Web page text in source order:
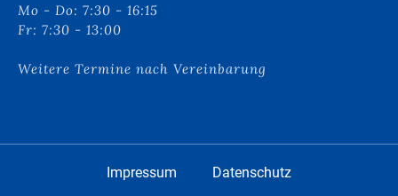
Mo - Do: 7:30 - 16:15
Fr: 7:30 - 13:00
Weitere Termine nach Vereinbarung
Impressum Datenschutz